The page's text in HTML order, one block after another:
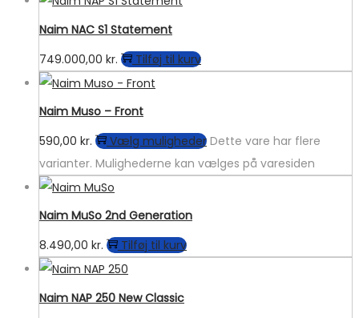
Naim NAC S1 Statement
749.000,00 kr. Tilføj til kurv
Naim Muso – Front
590,00 kr. Vælg muligheder Dette vare har flere
varianter. Mulighederne kan vælges på varesiden
Naim MuSo 2nd Generation
8.490,00 kr. Tilføj til kurv
Naim NAP 250 New Classic